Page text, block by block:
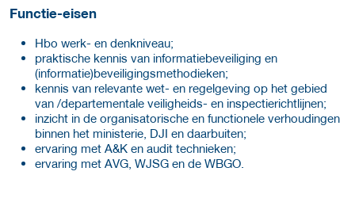
Functie-eisen
Hbo werk- en denkniveau;
praktische kennis van informatiebeveiliging en
(informatie)beveiligingsmethodieken;
kennis van relevante wet- en regelgeving op het gebied
van /departementale veiligheids- en inspectierichtlijnen;
inzicht in de organisatorische en functionele verhoudingen
binnen het ministerie, DJI en daarbuiten;
ervaring met A&K en audit technieken;
ervaring met AVG, WJSG en de WBGO.